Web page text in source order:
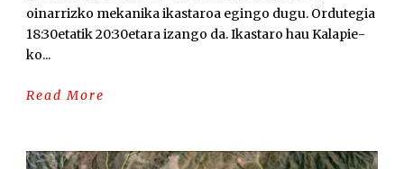
oinarrizko mekanika ikastaroa egingo dugu. Ordutegia
18:30etatik 20:30etara izango da. Ikastaro hau Kalapie-
ko...
Read More